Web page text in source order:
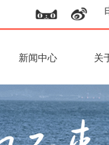
新闻中心 关